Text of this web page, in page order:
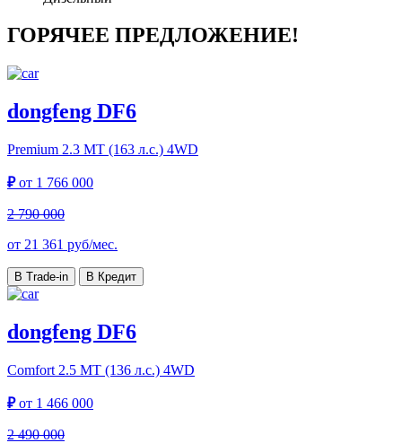
ГОРЯЧЕЕ ПРЕДЛОЖЕНИЕ!
dongfeng DF6
Premium 2.3 MT (163 л.с.) 4WD
₽от 1 766 000
2 790 000
от 21 361 руб/мес.
В Trade-in В Кредит
dongfeng DF6
Comfort 2.5 MT (136 л.с.) 4WD
₽от 1 466 000
2 490 000